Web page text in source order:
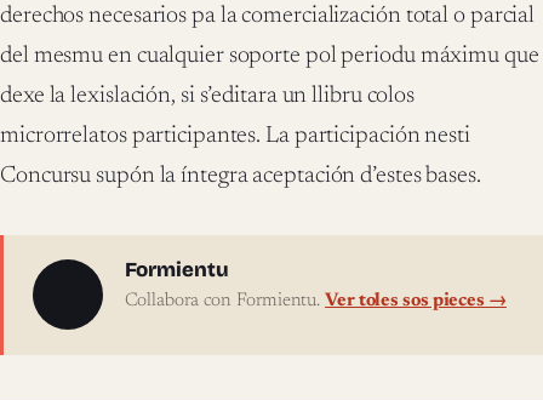
derechos necesarios pa la comercialización total o parcial
del mesmu en cualquier soporte pol periodu máximu que
dexe la lexislación, si s’editara un llibru colos
microrrelatos participantes. La participación nesti
Concursu supón la íntegra aceptación d’estes bases.
Sobre l'autor
Formientu
Collabora con Formientu. Ver toles sos pieces →